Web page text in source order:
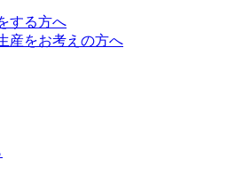
する方へ
産をお考えの方へ